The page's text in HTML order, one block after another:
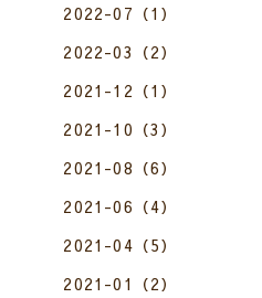
2022-07（1）
2022-03（2）
2021-12（1）
2021-10（3）
2021-08（6）
2021-06（4）
2021-04（5）
2021-01（2）